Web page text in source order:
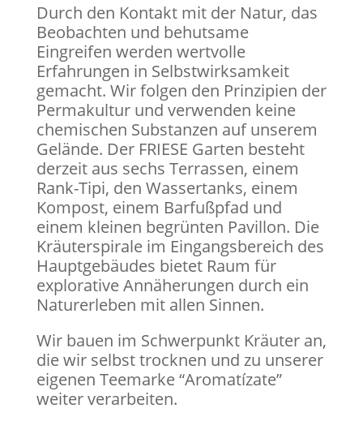
Durch den Kontakt mit der Natur, das
Beobachten und behutsame
Eingreifen werden wertvolle
Erfahrungen in Selbstwirksamkeit
gemacht. Wir folgen den Prinzipien der
Permakultur und verwenden keine
chemischen Substanzen auf unserem
Gelände. Der FRIESE Garten besteht
derzeit aus sechs Terrassen, einem
Rank-Tipi, den Wassertanks, einem
Kompost, einem Barfußpfad und
einem kleinen begrünten Pavillon. Die
Kräuterspirale im Eingangsbereich des
Hauptgebäudes bietet Raum für
explorative Annäherungen durch ein
Naturerleben mit allen Sinnen.
Wir bauen im Schwerpunkt Kräuter an,
die wir selbst trocknen und zu unserer
eigenen Teemarke “Aromatízate”
weiter verarbeiten.